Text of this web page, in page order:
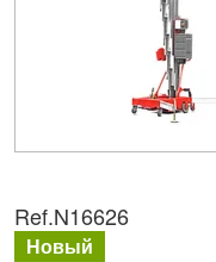
Ref.N16626
Новый